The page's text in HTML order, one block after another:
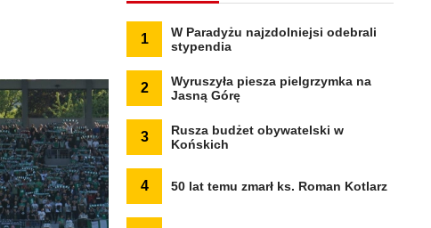
1
W Paradyżu najzdolniejsi odebrali
stypendia
2
Wyruszyła piesza pielgrzymka na
Jasną Górę
3
Rusza budżet obywatelski w
Końskich
4 50 lat temu zmarł ks. Roman Kotlarz